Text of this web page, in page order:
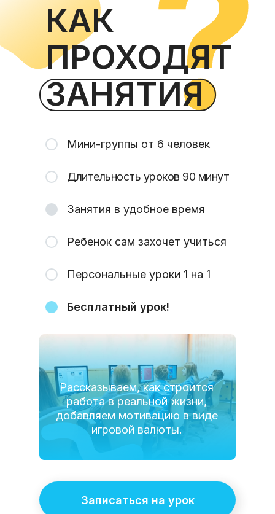
КАК
ПРОХОДЯТ
ЗАНЯТИЯ
Мини-группы от 6 человек
Длительность уроков 90 минут
Занятия в удобное время
Ребенок сам захочет учиться
Персональные уроки 1 на 1
Бесплатный урок!
Рассказываем, как строится
работа в реальной жизни,
добавляем мотивацию в виде
игровой валюты.
Записаться на урок